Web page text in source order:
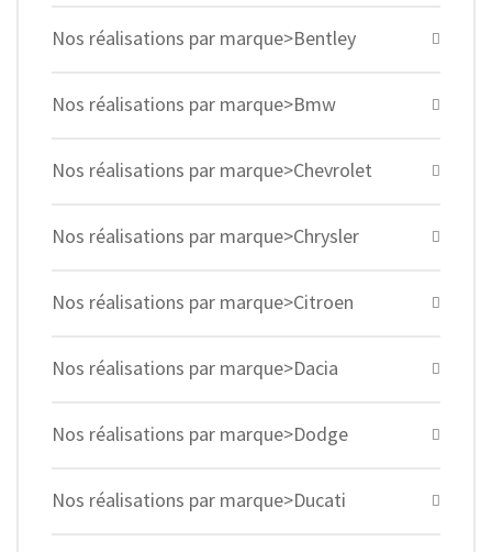
Nos réalisations par marque>Bentley
Nos réalisations par marque>Bmw
Nos réalisations par marque>Chevrolet
Nos réalisations par marque>Chrysler
Nos réalisations par marque>Citroen
Nos réalisations par marque>Dacia
Nos réalisations par marque>Dodge
Nos réalisations par marque>Ducati